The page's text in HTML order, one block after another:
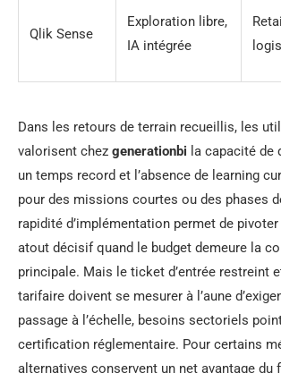
Qlik Sense
Exploration libre,
IA intégrée
Dans les retours de terrain recueillis, les
valorisent chez generationbi la capacité de
un temps record et l’absence de learning
pour des missions courtes ou des phases
rapidité d’implémentation permet de
atout décisif quand le budget demeure la
principale. Mais le ticket d’entrée restreint
tarifaire doivent se mesurer à l’aune
passage à l’échelle, besoins sectoriels
certification réglementaire. Pour certains
alternatives conservent un net avantage du